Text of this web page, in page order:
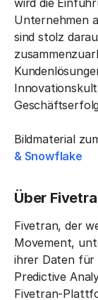
wird die
Unternehmen
sind stolz
Bildmaterial
& Snowflake
Über
Fivetran, der
Movement,
ihrer Daten für
Predictive
Fivetran-